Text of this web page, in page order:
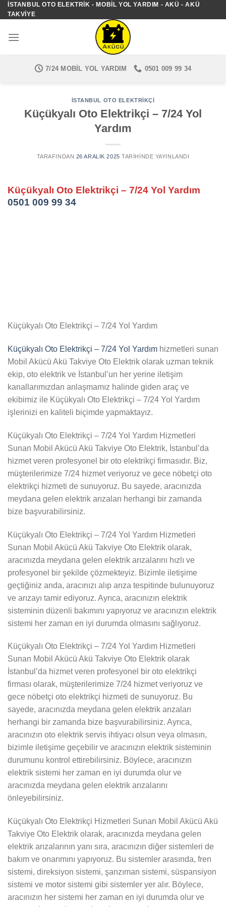
İçeriğe
atla
İSTANBUL OTO ELEKTRIK - MOBIL YOL YARDIM - AKÜ - AKÜ
TAKVIYE
7/24 MOBIL YOL YARDIM 0501 009 99 34
İSTANBUL OTO ELEKTRIKÇI
Küçükyalı Oto Elektrikçi – 7/24 Yol
Yardım
TARAFINDAN 26 ARALIK 2025 TARIHINDE YAYINLANDI
Küçükyalı Oto Elektrikçi – 7/24 Yol Yardım
0501 009 99 34
Küçükyalı Oto Elektrikçi – 7/24 Yol Yardım
Küçükyalı Oto Elektrikçi – 7/24 Yol Yardım hizmetleri sunan
Mobil Akücü Akü Takviye Oto Elektrik olarak uzman teknik
ekip, oto elektrik ve İstanbul’un her yerine iletişim
kanallarımızdan anlaşmamız halinde giden araç ve
ekibimiz ile Küçükyalı Oto Elektrikçi – 7/24 Yol Yardım
işlerinizi en kaliteli biçimde yapmaktayız.
Küçükyalı Oto Elektrikçi – 7/24 Yol Yardım Hizmetleri
Sunan Mobil Akücü Akü Takviye Oto Elektrik, İstanbul’da
hizmet veren profesyonel bir oto elektrikçi firmasıdır. Biz,
müşterilerimize 7/24 hizmet veriyoruz ve gece nöbetçi oto
elektrikçi hizmeti de sunuyoruz. Bu sayede, aracınızda
meydana gelen elektrik arızaları herhangi bir zamanda
bize başvurabilirsiniz.
Küçükyalı Oto Elektrikçi – 7/24 Yol Yardım Hizmetleri
Sunan Mobil Akücü Akü Takviye Oto Elektrik olarak,
aracınızda meydana gelen elektrik arızalarını hızlı ve
profesyonel bir şekilde çözmekteyiz. Bizimle iletişime
geçtiğiniz anda, aracınızı alıp arıza tespitinde bulunuyoruz
ve arızayı tamir ediyoruz. Ayrıca, aracınızın elektrik
sisteminin düzenli bakımını yapıyoruz ve aracınızın elektrik
sistemi her zaman en iyi durumda olmasını sağlıyoruz.
Küçükyalı Oto Elektrikçi – 7/24 Yol Yardım Hizmetleri
Sunan Mobil Akücü Akü Takviye Oto Elektrik olarak
İstanbul’da hizmet veren profesyonel bir oto elektrikçi
firması olarak, müşterilerimize 7/24 hizmet veriyoruz ve
gece nöbetçi oto elektrikçi hizmeti de sunuyoruz. Bu
sayede, aracınızda meydana gelen elektrik arızaları
herhangi bir zamanda bize başvurabilirsiniz. Ayrıca,
aracınızın oto elektrik servis ihtiyacı olsun veya olmasın,
bizimle iletişime geçebilir ve aracınızın elektrik sisteminin
durumunu kontrol ettirebilirsiniz. Böylece, aracınızın
elektrik sistemi her zaman en iyi durumda olur ve
aracınızda meydana gelen elektrik arızalarını
önleyebilirsiniz.
Küçükyalı Oto Elektrikçi Hizmetleri Sunan Mobil Akücü Akü
Takviye Oto Elektrik olarak, aracınızda meydana gelen
elektrik arızalarının yanı sıra, aracınızın diğer sistemleri de
bakım ve onarımını yapıyoruz. Bu sistemler arasında, fren
sistemi, direksiyon sistemi, şanzıman sistemi, süspansiyon
sistemi ve motor sistemi gibi sistemler yer alır. Böylece,
aracınızın her sistemi her zaman en iyi durumda olur ve